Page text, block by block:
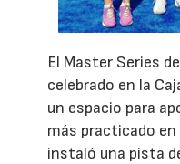
El Master Series
celebrado en la
un espacio para
más practicado en
instaló una pista